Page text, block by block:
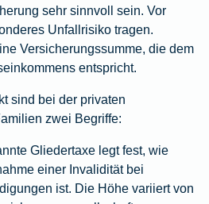
sehr sinnvoll sein. Vor
Unfallrisiko tragen.
Versicherungssumme, die dem
entspricht.
sind bei der privaten
zwei Begriffe:
Gliedertaxe legt fest, wie
einer Invalidität bei
ist. Die Höhe variiert von